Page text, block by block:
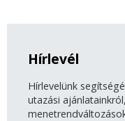
Hírlevél
Hírlevelünk
utazási